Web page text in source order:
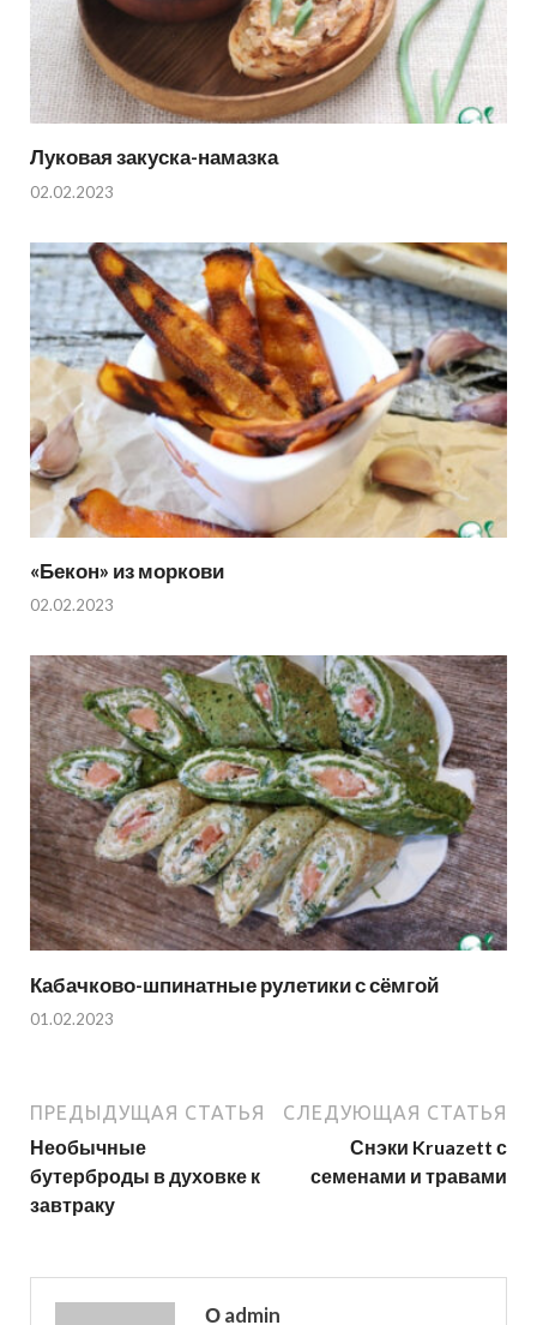
Луковая закуска-намазка
02.02.2023
«Бекон» из моркови
02.02.2023
Кабачково-шпинатные рулетики с сёмгой
01.02.2023
ПРЕДЫДУЩАЯ СТАТЬЯ
Необычные
бутерброды в духовке к
завтраку
СЛЕДУЮЩАЯ СТАТЬЯ
Снэки Kruazett с
семенами и травами
О admin